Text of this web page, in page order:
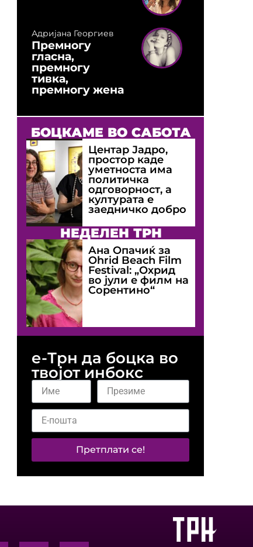
Адријана Георгиев
Премногу
гласна,
премногу
тивка,
премногу жена
БОЦКАМЕ ВО САБОТА
Центар Јадро,
простор каде
уметноста има
политичка
одговорност, а
културата е
заедничко добро
НЕДЕЛЕН ТРН
Ана Опачиќ за
Оhrid Beach Film
Festival: „Охрид
во јули е филм на
Сорентино“
е-Трн да боцка во
твојот инбокс
Претплати се!